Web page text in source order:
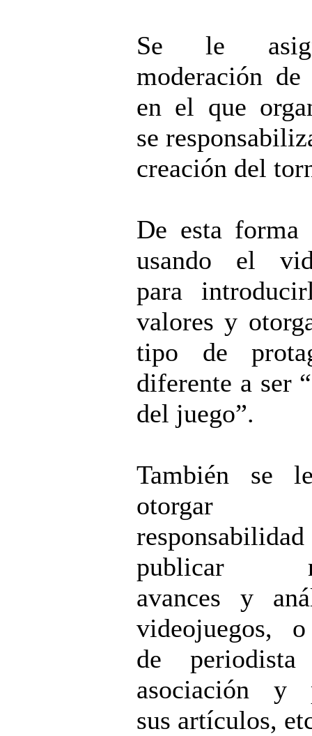
Se le
moderación
en el que
se
creación del
De esta forma
usando el
para
valores y
tipo de
diferente a ser
del juego”.
También se
publicar
avances y
videojuegos,
de
asociación y
sus artículos,